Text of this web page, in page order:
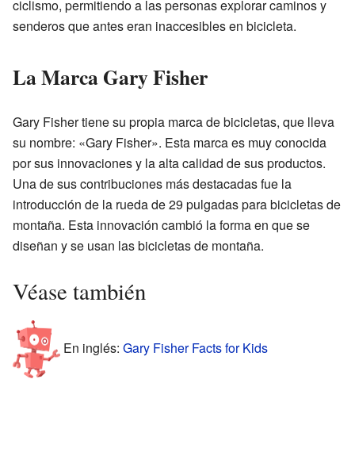
ciclismo, permitiendo a las personas explorar caminos y
senderos que antes eran inaccesibles en bicicleta.
La Marca Gary Fisher
Gary Fisher tiene su propia marca de bicicletas, que lleva
su nombre: «Gary Fisher». Esta marca es muy conocida
por sus innovaciones y la alta calidad de sus productos.
Una de sus contribuciones más destacadas fue la
introducción de la rueda de 29 pulgadas para bicicletas de
montaña. Esta innovación cambió la forma en que se
diseñan y se usan las bicicletas de montaña.
Véase también
En inglés: Gary Fisher Facts for Kids